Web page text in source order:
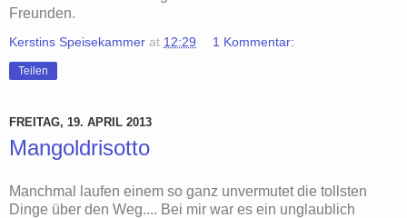
Freunden.
Kerstins Speisekammer at 12:29 1 Kommentar:
Teilen
FREITAG, 19. APRIL 2013
Mangoldrisotto
Manchmal laufen einem so ganz unvermutet die tollsten
Dinge über den Weg.... Bei mir war es ein unglaublich